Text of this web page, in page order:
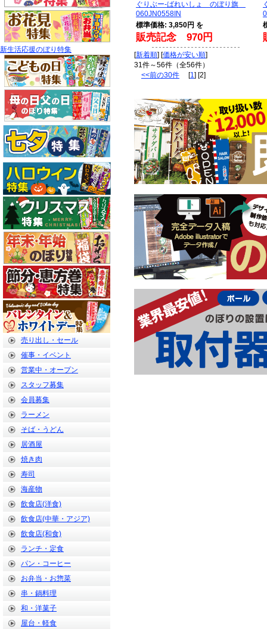
新生活応援のぼり特集
売り出し・セール
催事・イベント
営業中・オープン
スタッフ募集
会員募集
ラーメン
そば・うどん
居酒屋
焼き肉
寿司
海産物
飲食店(洋食)
飲食店(中華・アジア)
飲食店(和食)
ランチ・定食
パン・コーヒー
お弁当・お惣菜
串・鍋料理
和・洋菓子
屋台・軽食
ぐりぶー-ばれいしょ のぼり旗
060JN0558IN
標準価格: 3,850円 を
販売記念 970円
[新着順] [価格が安い順]
31件～56件（全56件）
<<前の30件 [1] [2]